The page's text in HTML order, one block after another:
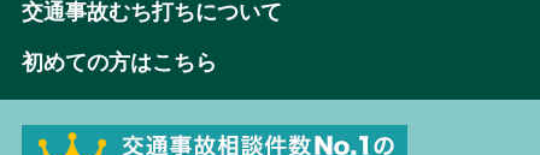
交通事故むち打ちについて
初めての方はこちら